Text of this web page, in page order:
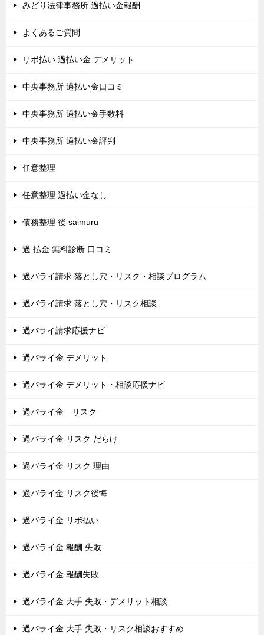
みどり法律事務所 過払い金報酬
よくあるご質問
リボ払い 過払い金 デメリット
中央事務所 過払い金口コミ
中央事務所 過払い金手数料
中央事務所 過払い金評判
任意整理
任意整理 過払い金なし
債務整理 後 saimuru
過 払金 無料診断 口コミ
過バライ請求 落とし穴・リスク・相談プログラム
過バライ請求 落とし穴・リスク相談
過バライ請求応援ナビ
過バライ金 デメリット
過バライ金 デメリット・相談応援ナビ
過バライ金 リスク
過バライ金 リスク だらけ
過バライ金 リスク 理由
過バライ金 リスク後悔
過バライ金 リボ払い
過バライ金 報酬 失敗
過バライ金 報酬失敗
過バライ金 大手 失敗・デメリット相談
過バライ金 大手 失敗・リスク相談おすすめ